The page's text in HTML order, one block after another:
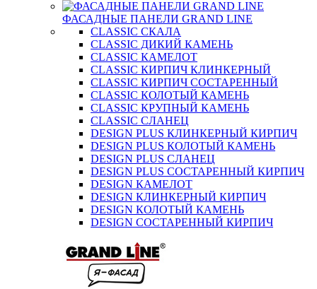
ФАСАДНЫЕ ПАНЕЛИ GRAND LINE
CLASSIC СКАЛА
CLASSIC ДИКИЙ КАМЕНЬ
CLASSIC КАМЕЛОТ
CLASSIC КИРПИЧ КЛИНКЕРНЫЙ
CLASSIC КИРПИЧ СОСТАРЕННЫЙ
CLASSIC КОЛОТЫЙ КАМЕНЬ
CLASSIC КРУПНЫЙ КАМЕНЬ
CLASSIC СЛАНЕЦ
DESIGN PLUS КЛИНКЕРНЫЙ КИРПИЧ
DESIGN PLUS КОЛОТЫЙ КАМЕНЬ
DESIGN PLUS СЛАНЕЦ
DESIGN PLUS СОСТАРЕННЫЙ КИРПИЧ
DESIGN КАМЕЛОТ
DESIGN КЛИНКЕРНЫЙ КИРПИЧ
DESIGN КОЛОТЫЙ КАМЕНЬ
DESIGN СОСТАРЕННЫЙ КИРПИЧ